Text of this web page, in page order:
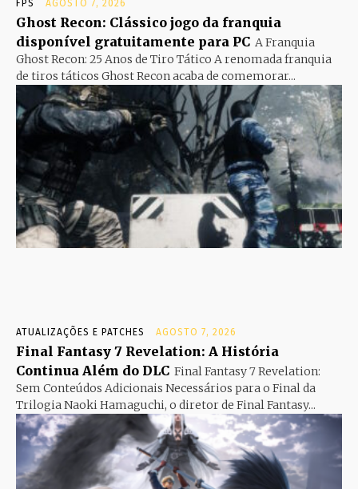
FPS AGOSTO 7, 2026
Ghost Recon: Clássico jogo da franquia
disponível gratuitamente para PC A Franquia
Ghost Recon: 25 Anos de Tiro Tático A renomada franquia
de tiros táticos Ghost Recon acaba de comemorar...
ATUALIZAÇÕES E PATCHES AGOSTO 7, 2026
Final Fantasy 7 Revelation: A História
Continua Além do DLC Final Fantasy 7 Revelation:
Sem Conteúdos Adicionais Necessários para o Final da
Trilogia Naoki Hamaguchi, o diretor de Final Fantasy...